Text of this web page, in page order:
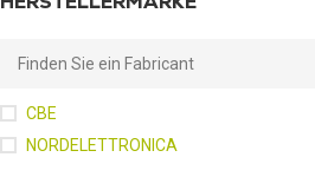
CBE
NORDELETTRONICA